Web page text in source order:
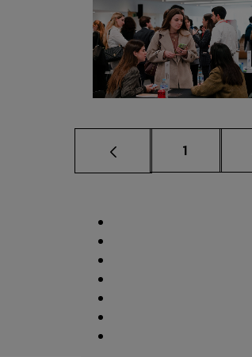
Página
1